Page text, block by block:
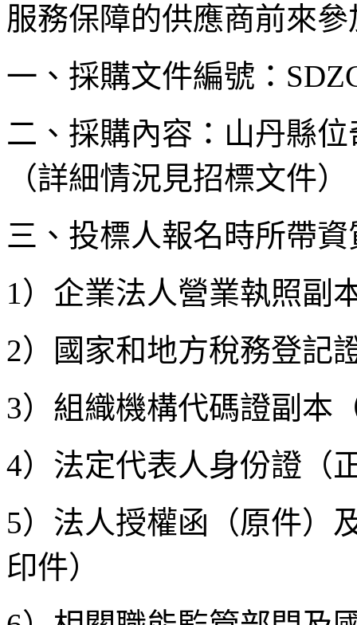
服務保障的供應商前來
一、採購文件編號：
二、採購內容：山丹縣
（詳細情況見招標文件）
三、投標人報名時所帶
1）企業法人營業執照副
2）國家和地方稅務登記
3）組織機構代碼證副本
4）法定代表人身份證（
5）法人授權函（原件）
印件）